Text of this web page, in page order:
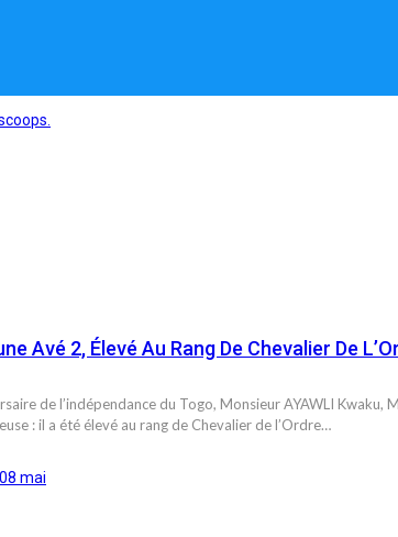
Avé 2, Élevé Au Rang De Chevalier De
de l’indépendance du Togo, Monsieur AYAWLI Kwaku,
: il a été élevé au rang de Chevalier de l’Ordre…